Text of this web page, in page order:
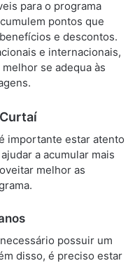
para o programa
pontos que
e descontos.
e internacionais,
se adequa às
importante estar atento
a acumular mais
melhor as
possuir um
disso, é preciso estar